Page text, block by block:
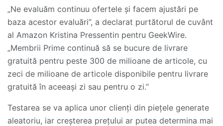
„Ne evaluăm continuu ofertele și facem ajustări pe
baza acestor evaluări”, a declarat purtătorul de cuvânt
al Amazon Kristina Pressentin pentru GeekWire.
„Membrii Prime continuă să se bucure de livrare
gratuită pentru peste 300 de milioane de articole, cu
zeci de milioane de articole disponibile pentru livrare
gratuită în aceeași zi sau pentru o zi.”
Testarea se va aplica unor clienți din piețele generate
aleatoriu, iar creșterea prețului ar putea determina mai